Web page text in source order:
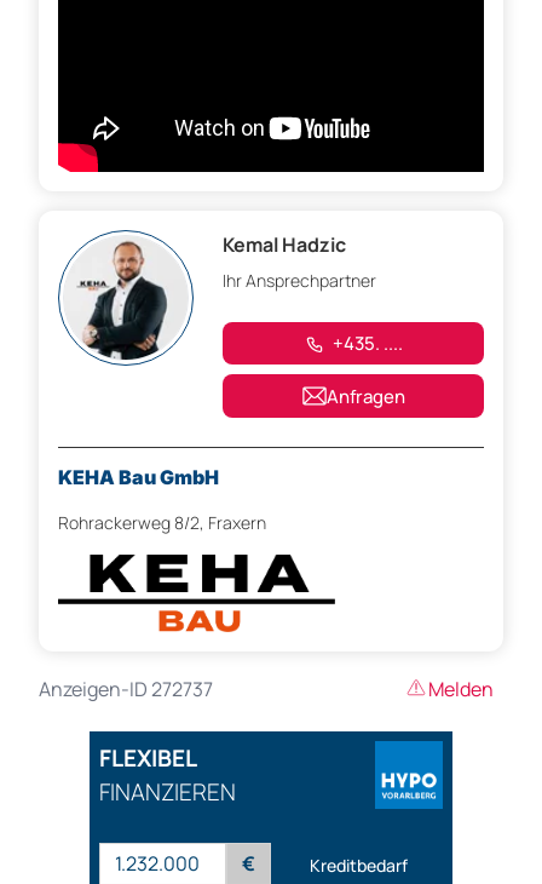
Kemal Hadzic
Ihr Ansprechpartner
+435. ....
Anfragen
KEHA Bau GmbH
Rohrackerweg 8/2, Fraxern
Anzeigen-ID 272737 Melden
FLEXIBEL
FINANZIEREN
€ Kreditbedarf